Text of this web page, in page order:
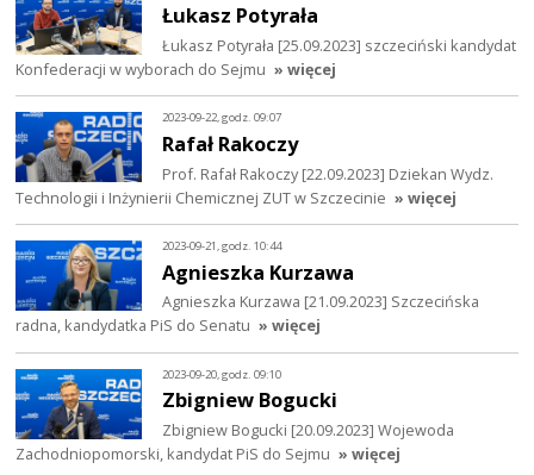
Łukasz Potyrała
Łukasz Potyrała [25.09.2023] szczeciński kandydat
Konfederacji w wyborach do Sejmu » więcej
2023-09-22, godz. 09:07
Rafał Rakoczy
Prof. Rafał Rakoczy [22.09.2023] Dziekan Wydz.
Technologii i Inżynierii Chemicznej ZUT w Szczecinie » więcej
2023-09-21, godz. 10:44
Agnieszka Kurzawa
Agnieszka Kurzawa [21.09.2023] Szczecińska
radna, kandydatka PiS do Senatu » więcej
2023-09-20, godz. 09:10
Zbigniew Bogucki
Zbigniew Bogucki [20.09.2023] Wojewoda
Zachodniopomorski, kandydat PiS do Sejmu » więcej